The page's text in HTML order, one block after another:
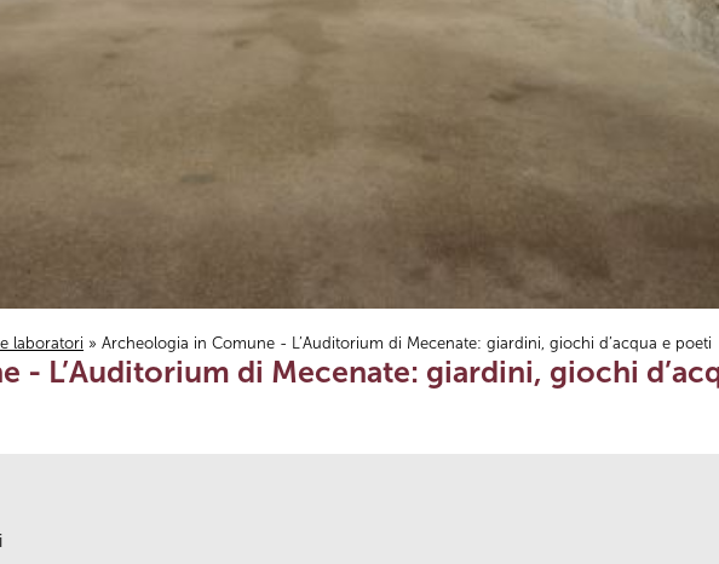
laboratori » Archeologia in Comune - L’Auditorium di Mecenate: giardini, giochi d’acqua e poeti
- L’Auditorium di Mecenate: giardini, giochi